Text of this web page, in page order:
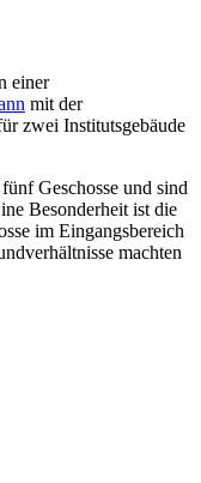
einer
mit der
zwei Institutsgebäude
Geschosse und sind
Besonderheit ist die
im Eingangsbereich
machten